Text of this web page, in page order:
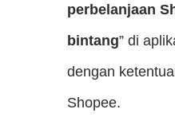
perbelanjaan
bintang” di
dengan
Shopee.